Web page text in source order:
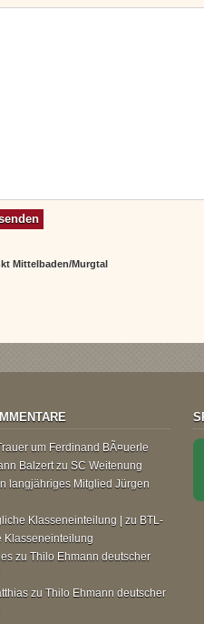
Mittelbaden/Murgtal
um Ferdinand BÃ¤uerle
Balzertzu SC Weitenung
langjähriges Mitglied Jürgen
Klasseneinteilung | zu BTL-
Klasseneinteilung
zu Thilo Ehmann deutscher
zu Thilo Ehmann deutscher